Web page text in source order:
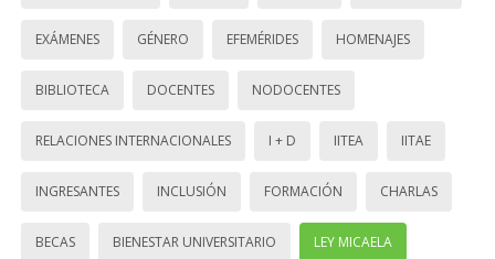
EXÁMENES GÉNERO EFEMÉRIDES HOMENAJES
BIBLIOTECA DOCENTES NODOCENTES
RELACIONES INTERNACIONALES I + D IITEA IITAE
INGRESANTES INCLUSIÓN FORMACIÓN CHARLAS
BECAS BIENESTAR UNIVERSITARIO LEY MICAELA